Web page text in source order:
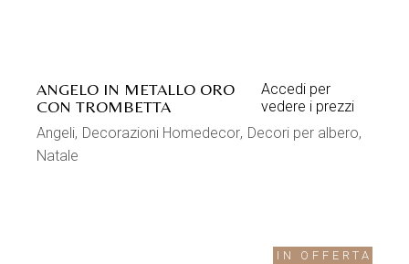
ANGELO IN METALLO ORO
CON TROMBETTA
Accedi per
vedere i prezzi
Angeli Decorazioni Homedecor Decori per albero
Natale
IN OFFERTA